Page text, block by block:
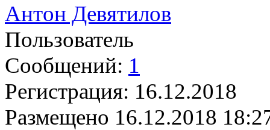
Антон Девятилов
Пользователь
Сообщений: 1
Регистрация: 16.12.2018
Размещено 16.12.2018